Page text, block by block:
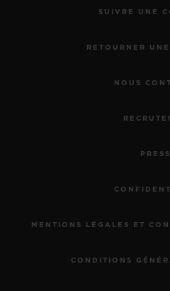
SUIVRE UNE
RETOURNER
NOUS
MENTIONS LÉGALES ET
CONDITIONS